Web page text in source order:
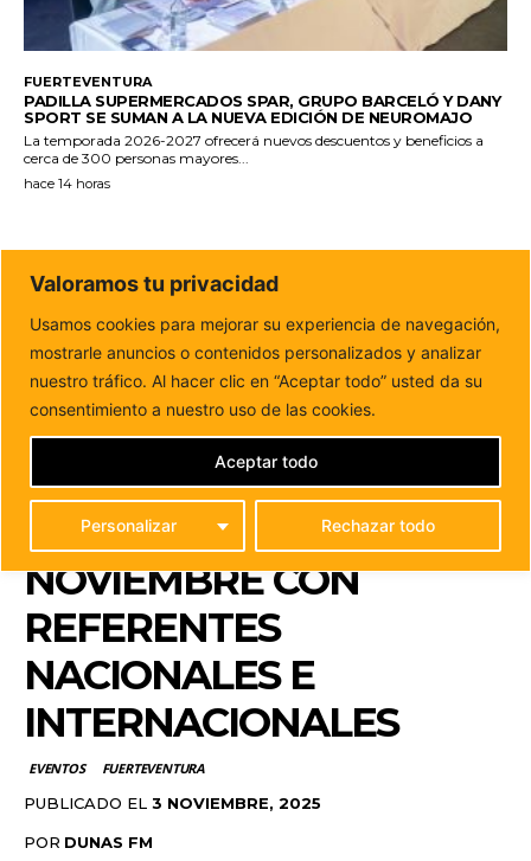
FUERTEVENTURA
PADILLA SUPERMERCADOS SPAR, GRUPO BARCELÓ Y DANY
SPORT SE SUMAN A LA NUEVA EDICIÓN DE NEUROMAJO
La temporada 2026-2027 ofrecerá nuevos descuentos y beneficios a
cerca de 300 personas mayores...
hace 14 horas